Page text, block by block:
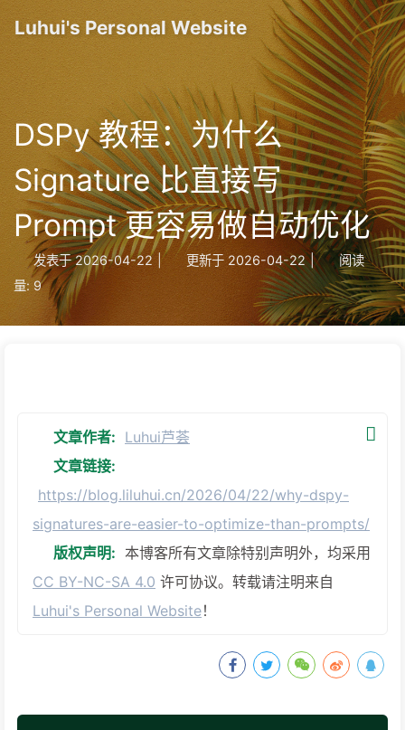
Luhui's Personal Website
DSPy 教程：为什么
Signature 比直接写
Prompt 更容易做自动优化
发表于 2026-04-22 | 更新于 2026-04-22 |
阅读
量: 9
文章作者: Luhui芦荟
文章链接:
https://blog.liluhui.cn/2026/04/22/why-dspy-
signatures-are-easier-to-optimize-than-prompts/
版权声明: 本博客所有文章除特别声明外，均采用
CC BY-NC-SA 4.0 许可协议。转载请注明来自
Luhui's Personal Website！